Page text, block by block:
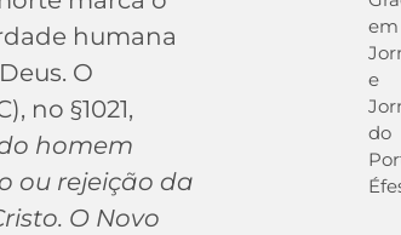
humana
O
no §1021,
homem
ou rejeição da
O Novo
em
e
do